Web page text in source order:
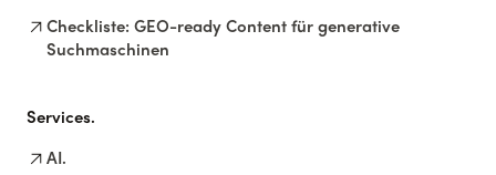
arrow_outward Checkliste: GEO-ready Content für generative
Suchmaschinen
Services.
arrow_outward AI.